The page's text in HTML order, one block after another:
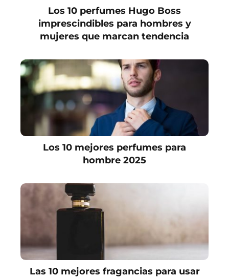
Los 10 perfumes Hugo Boss
imprescindibles para hombres y
mujeres que marcan tendencia
Los 10 mejores perfumes para
hombre 2025
Las 10 mejores fragancias para usar